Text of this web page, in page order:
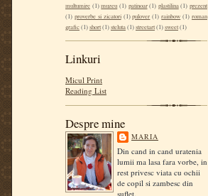
multumire (1) muzeu (1) patinoar (1) plastilina (1) prezent
(1) proverbe si zicatori (1) pulover (1) rainbow (1) roman
grafic(1)short(1)steluta(1)streetart(1)sweet(1)
Linkuri
Micul Print
Reading List
Despre mine
MARIA
Din cand in cand uratenia
lumii ma lasa fara vorbe, in
rest privesc viata cu ochii
de copil si zambesc din
suflet.